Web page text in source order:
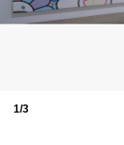
1/3